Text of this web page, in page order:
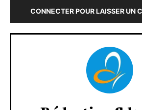
CONNECTER POUR LAISSER UN